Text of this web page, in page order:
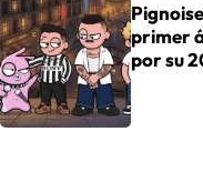
primer
por su